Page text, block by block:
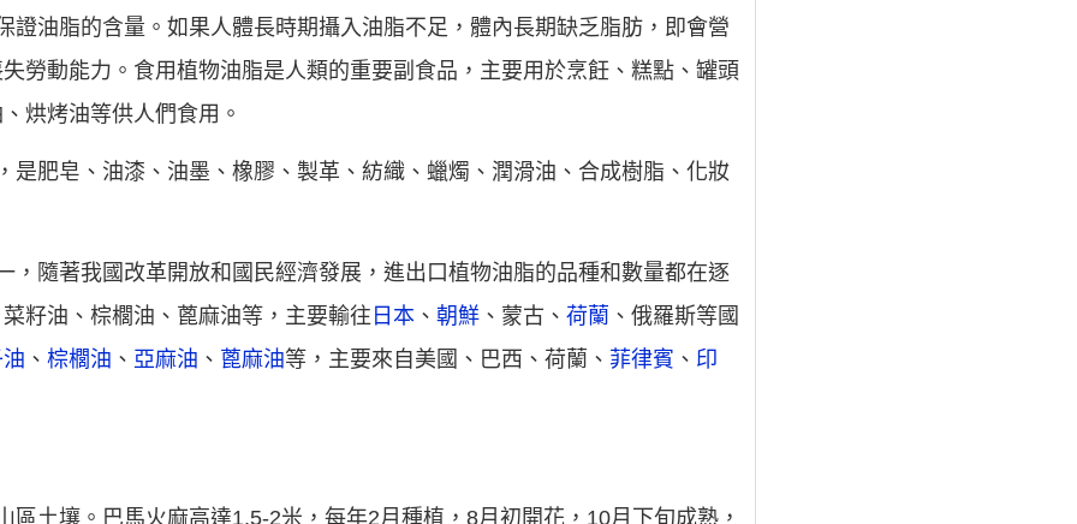
證油脂的含量。如果人體長時期攝入油脂不足，體內長期缺乏脂肪，即會營
勞動能力。食用植物油脂是人類的重要副食品，主要用於烹飪、糕點、罐頭
烘烤油等供人們食用。
是肥皂、油漆、油墨、橡膠、製革、紡織、蠟燭、潤滑油、合成樹脂、化妝
，隨著我國改革開放和國民經濟發展，進出口植物油脂的品種和數量都在逐
籽油、棕櫚油、蓖麻油等，主要輸往 日本 、朝鮮 、蒙古、荷蘭 、俄羅斯等國
、棕櫚油 、 亞麻油 、 蓖麻油等，主要來自美國、巴西、荷蘭、 菲律賓 、 印
土壤。巴馬火麻高達1.5-2米，每年2月種植，8月初開花，10月下旬成熟，